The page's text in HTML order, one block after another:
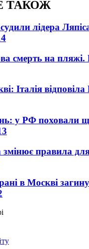
ТАКОЖ
лідера
смерть на
Італія відповіла
у РФ поховали
правила для
в Москві